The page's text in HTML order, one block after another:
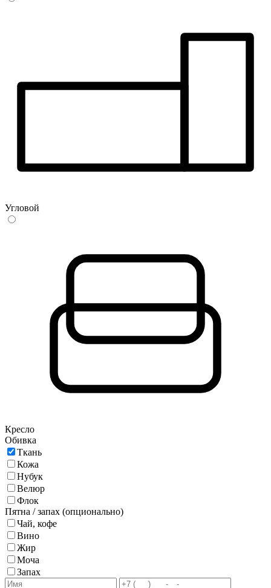
Угловой
Кресло
Обивка
Ткань
Кожа
Нубук
Велюр
Флок
Пятна / запах (опционально)
Чай, кофе
Вино
Жир
Моча
Запах